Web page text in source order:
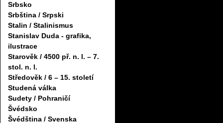
Srbsko
Srbština / Srpski
Stalin / Stalinismus
Stanislav Duda - grafika,
ilustrace
Starověk / 4500 př. n. l. – 7.
stol. n. l.
Středověk / 6 – 15. století
Studená válka
Sudety / Pohraničí
Švédsko
Švédština / Svenska